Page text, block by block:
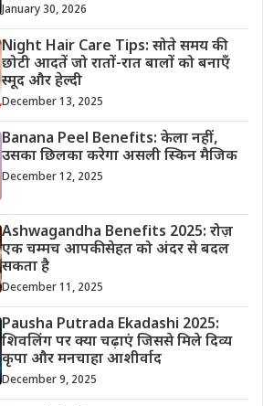
January 30, 2026
Night Hair Care Tips: सोते समय की
छोटी आदतें जो रातों-रात बालों को बनाएँ
स्मूद और हेल्दी
December 13, 2025
Banana Peel Benefits: केला नहीं,
उसका छिलका करेगा असली स्किन मैजिक
December 12, 2025
Ashwagandha Benefits 2025: रोज़
एक चम्मच आपकी सेहत को अंदर से बदल
सकता है
December 11, 2025
Pausha Putrada Ekadashi 2025:
शिवलिंग पर क्या चढ़ाएं जिससे मिले दिव्य
कृपा और मनचाहा आशीर्वाद
December 9, 2025